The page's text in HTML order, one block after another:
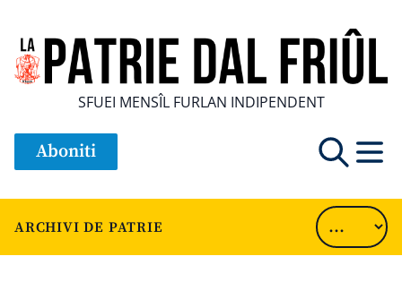
SFUEI MENSÎL FURLAN INDIPENDENT
Aboniti
ARCHIVI DE PATRIE